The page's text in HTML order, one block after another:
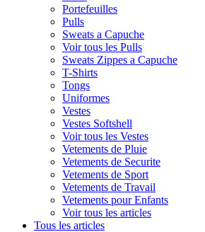
Portefeuilles
Pulls
Sweats a Capuche
Voir tous les Pulls
Sweats Zippes a Capuche
T-Shirts
Tongs
Uniformes
Vestes
Vestes Softshell
Voir tous les Vestes
Vetements de Pluie
Vetements de Securite
Vetements de Sport
Vetements de Travail
Vetements pour Enfants
Voir tous les articles
Tous les articles